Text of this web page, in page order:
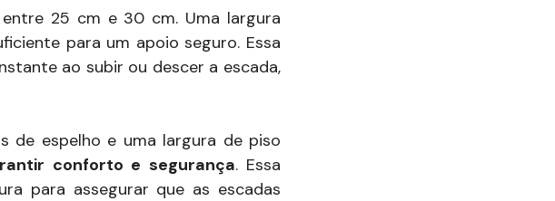
25 cm e 30 cm. Uma largura
para um apoio seguro. Essa
ao subir ou descer a escada,
de espelho e uma largura de piso
conforto e segurança. Essa
para assegurar que as escadas